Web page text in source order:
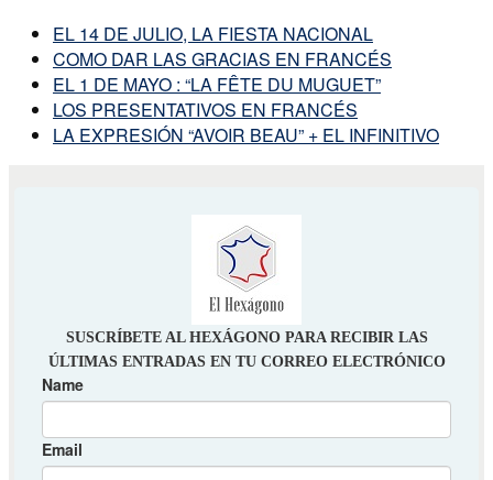
EL 14 DE JULIO, LA FIESTA NACIONAL
COMO DAR LAS GRACIAS EN FRANCÉS
EL 1 DE MAYO : “LA FÊTE DU MUGUET”
LOS PRESENTATIVOS EN FRANCÉS
LA EXPRESIÓN “AVOIR BEAU” + EL INFINITIVO